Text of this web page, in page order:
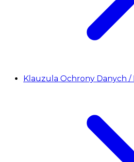
Klauzula Ochrony Danych